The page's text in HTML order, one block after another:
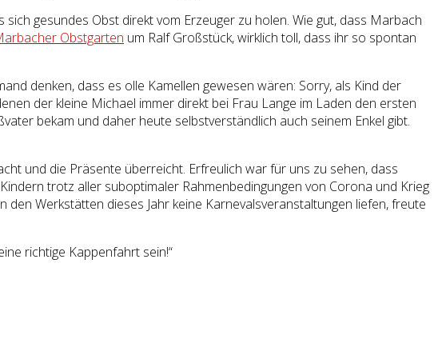
gesundes Obst direkt vom Erzeuger zu holen. Wie gut, dass Marbach
Obstgarten um Ralf Großstück, wirklich toll, dass ihr so spontan
denken, dass es olle Kamellen gewesen wären: Sorry, als Kind der
der kleine Michael immer direkt bei Frau Lange im Laden den ersten
bekam und daher heute selbstverständlich auch seinem Enkel gibt.
und die Präsente überreicht. Erfreulich war für uns zu sehen, dass
trotz aller suboptimaler Rahmenbedingungen von Corona und Krieg
Werkstätten dieses Jahr keine Karnevalsveranstaltungen liefen, freute
richtige Kappenfahrt sein!“